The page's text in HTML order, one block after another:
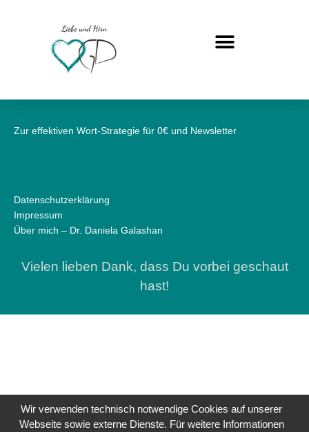
Zur effektiven Wort-Strategie für 0€ und Newsletter
Datenschutzerklärung
Impressum
Über mich – Dr. Daniela Galashan
Vielen lieben Dank, dass Du vorbei geschaut
hast!
Wir verwenden technisch notwendige Cookies auf unserer
Webseite sowie externe Dienste. Für weitere Informationen